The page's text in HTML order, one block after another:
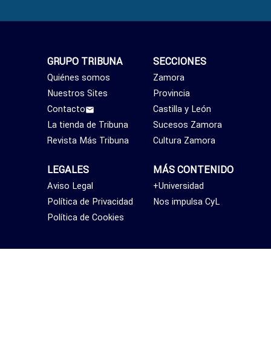
SECCIONES
Zamora
Provincia
Castilla y León
Sucesos Zamora
Cultura Zamora
MÁS CONTENIDO
+Universidad
Nos impulsa CyL
GRUPO TRIBUNA
Quiénes somos
Nuestros Sites
Contacto
La tienda de Tribuna
Revista Más Tribuna
LEGALES
Aviso Legal
Política de Privacidad
Política de Cookies